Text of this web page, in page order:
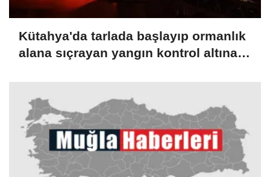
Kütahya'da tarlada başlayıp ormanlık
alana sıçrayan yangın kontrol altına